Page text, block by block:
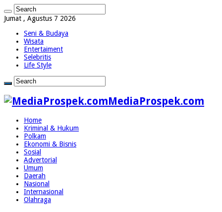
Jumat , Agustus 7 2026
Seni & Budaya
Wisata
Entertaiment
Selebritis
Life Style
MediaProspek.com
Home
Kriminal & Hukum
Polkam
Ekonomi & Bisnis
Sosial
Advertorial
Umum
Daerah
Nasional
Internasional
Olahraga